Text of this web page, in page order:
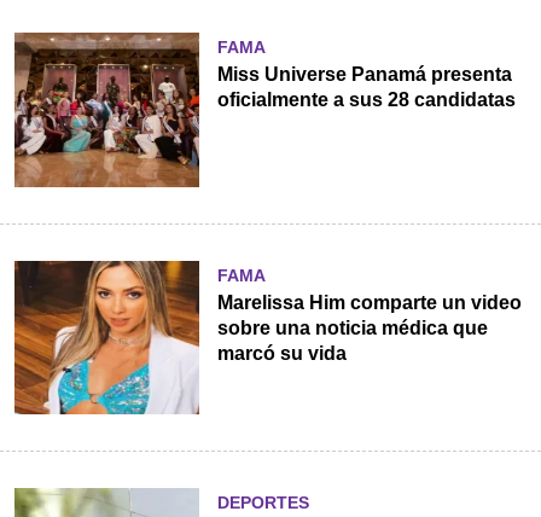
FAMA
Miss Universe Panamá presenta
oficialmente a sus 28 candidatas
FAMA
Marelissa Him comparte un video
sobre una noticia médica que
marcó su vida
DEPORTES